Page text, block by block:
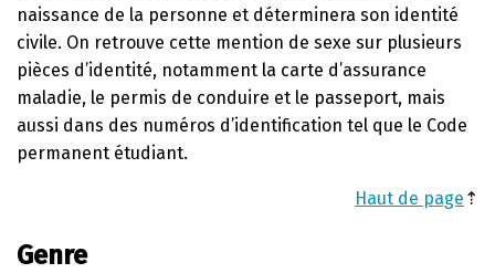
naissance de la personne et déterminera son identité
civile. On retrouve cette mention de sexe sur plusieurs
pièces d’identité, notamment la carte d’assurance
maladie, le permis de conduire et le passeport, mais
aussi dans des numéros d’identification tel que le Code
permanent étudiant.
Haut de page ⇡
Genre